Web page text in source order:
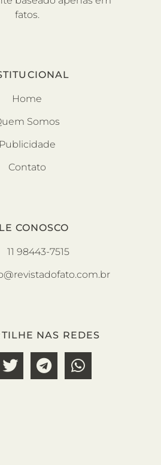
fatos.
Home
Somos
Publicidade
Contato
CONOSCO
11 98443-7515
NAS REDES